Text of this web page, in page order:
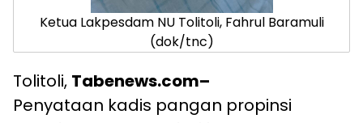
Ketua Lakpesdam NU Tolitoli, Fahrul Baramuli
(dok/tnc)
Tolitoli, Tabenews.com–
Penyataan kadis pangan propinsi